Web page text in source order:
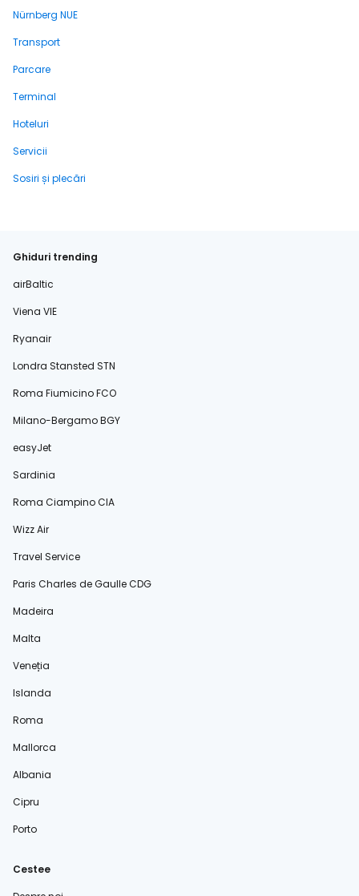
Nürnberg NUE
Transport
Parcare
Terminal
Hoteluri
Servicii
Sosiri și plecări
Ghiduri trending
airBaltic
Viena VIE
Ryanair
Londra Stansted STN
Roma Fiumicino FCO
Milano-Bergamo BGY
easyJet
Sardinia
Roma Ciampino CIA
Wizz Air
Travel Service
Paris Charles de Gaulle CDG
Madeira
Malta
Veneția
Islanda
Roma
Mallorca
Albania
Cipru
Porto
Cestee